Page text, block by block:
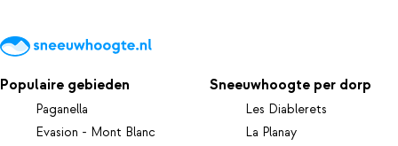
Populaire gebieden
Paganella
Evasion - Mont Blanc
Sneeuwhoogte per dorp
Les Diablerets
La Planay